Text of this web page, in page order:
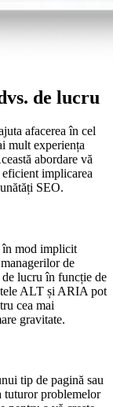
de lucru
afacerea în cel
mult experiența
abordare vă
implicarea
SEO.
în mod implicit
de
lucru în funcție de
ALT și ARIA pot
cea mai
gravitate.
tip de pagină sau
tuturor problemelor